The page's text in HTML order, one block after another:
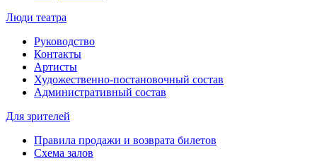
Люди театра
Руководство
Контакты
Артисты
Художественно-постановочный состав
Административный состав
Для зрителей
Правила продажи и возврата билетов
Схема залов